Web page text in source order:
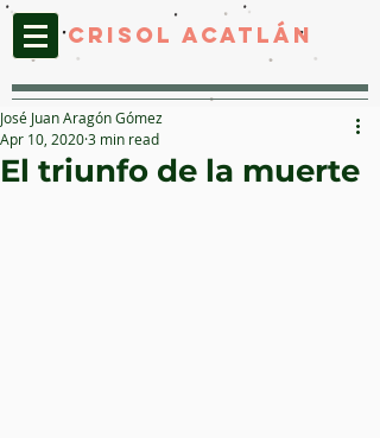
CRISOL ACATLáN
El triunfo de la muerte
José Juan Aragón Gómez
Apr 10, 20203 min read